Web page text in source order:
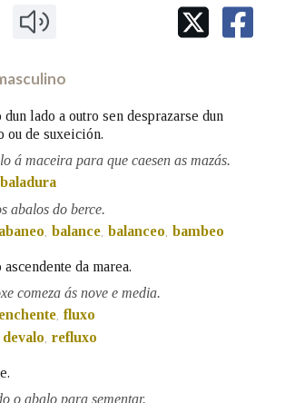
IDENTIDADE CORPORATIVA
MARCIAL DEL ADALID
FIGURAS HOMENAXEADAS
PRIMAVERA DAS LETRAS
PORTAL DAS PALABRAS
Bluesky
lado a outro sen desprazarse dun
ou de suxeición.
á maceira para que caesen as mazás.
abalos do berce.
abaneo balance balanceo bambeo
da marea.
comeza ás nove e media.
enchente fluxo
devalo refluxo
o abalo para sementar.